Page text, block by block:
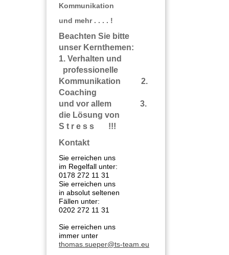
Kommunikation
und mehr . . . . !
Beachten Sie bitte
unser Kernthemen:
1. Verhalten und
professionelle
Kommunikation 2.
Coaching
und vor allem 3.
die Lösung von
S t r e s s !!!
Kontakt
Sie erreichen uns
im Regelfall unter:
0178 272 11 31
Sie erreichen uns
in absolut seltenen
Fällen unter:
0202 272 11 31
Sie erreichen uns
immer unter
thomas.sueper@ts-team.eu